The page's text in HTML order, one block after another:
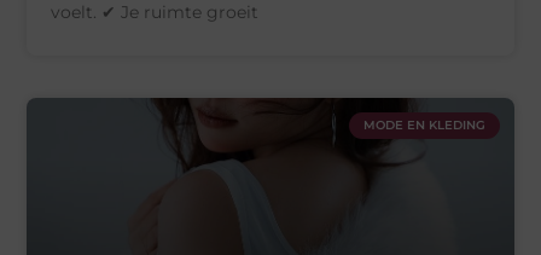
voelt. ✔ Je ruimte groeit
MODE EN KLEDING